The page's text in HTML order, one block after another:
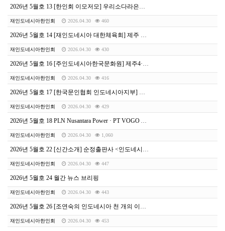
2026년 5월호 13 [한인회 이모저모] 우리소다라은행 한창식 신임 행장 취임 첫날 한인회 방문, “교민 금융 동반자 역할 강화”
재인도네시아한인회 2026.04.30 460
2026년 5월호 14 [재인도네시아 대한체육회] 제주 전국체전 볼링 선수선발전JEJU 2026
재인도네시아한인회 2026.04.30 430
2026년 5월호 16 [주인도네시아한국문화원] 제주4·3과 해녀, 자카르타서 세계와 만난다
재인도네시아한인회 2026.04.30 416
2026년 5월호 17 [한국문인협회 인도네시아지부] 제8회 적도문학상 공모전
재인도네시아한인회 2026.04.30 429
2026년 5월호 18 PLN Nusantara Power · PT VOGO ARSTROMA, 탄소 포집 기술 협력MOU 체결, 인도네시아 에너지 전환 새 이정표
재인도네시아한인회 2026.04.30 1,060
2026년 5월호 22 [신간소개] 순정출판사 <인도네시아 비즈니스의 새로운 지침서>
재인도네시아한인회 2026.04.30 447
2026년 5월호 24 월간 뉴스 브리핑
재인도네시아한인회 2026.04.30 443
2026년 5월호 26 [조연숙의 인도네시아 천 개의 이야기] 인사말이라는 이름의 작은 우주
재인도네시아한인회 2026.04.30 453